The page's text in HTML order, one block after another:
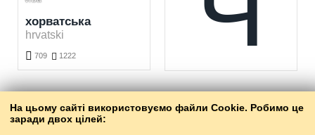
хорватська
hrvatski
 709  1222
На цьому сайті використовуємо файли Cookie. Робимо це
заради двох цілей: